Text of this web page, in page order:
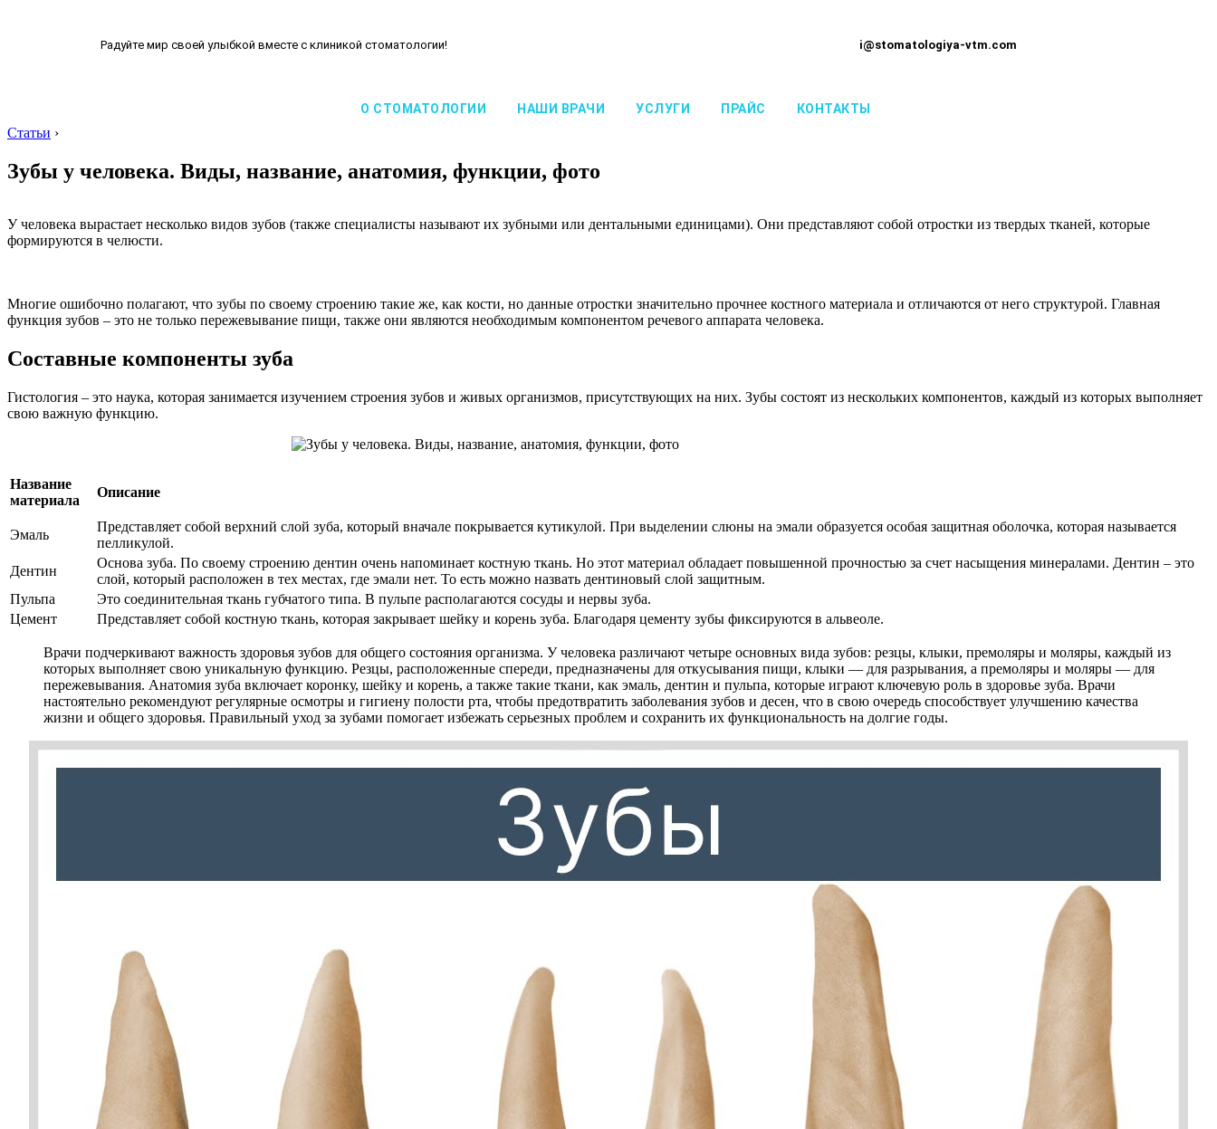
Радуйте мир своей улыбкой вместе с клиникой стоматологии! i@stomatologiya-vtm.com
О СТОМАТОЛОГИИ НАШИ ВРАЧИ УСЛУГИ ПРАЙС КОНТАКТЫ
Статьи ›
Зубы у человека. Виды, название, анатомия, функции, фото
У человека вырастает несколько видов зубов (также специалисты называют их зубными или дентальными единицами). Они представляют собой отростки из твердых тканей, которые
формируются в челюсти.
Многие ошибочно полагают, что зубы по своему строению такие же, как кости, но данные отростки значительно прочнее костного материала и отличаются от него структурой. Главная
функция зубов – это не только пережевывание пищи, также они являются необходимым компонентом речевого аппарата человека.
Составные компоненты зуба
Гистология – это наука, которая занимается изучением строения зубов и живых организмов, присутствующих на них. Зубы состоят из нескольких компонентов, каждый из которых выполняет
свою важную функцию.
Название
материала
Описание
Эмаль
Представляет собой верхний слой зуба, который вначале покрывается кутикулой. При выделении слюны на эмали образуется особая защитная оболочка, которая называется
пелликулой.
Дентин
Основа зуба. По своему строению дентин очень напоминает костную ткань. Но этот материал обладает повышенной прочностью за счет насыщения минералами. Дентин – это
слой, который расположен в тех местах, где эмали нет. То есть можно назвать дентиновый слой защитным.
Пульпа
Это соединительная ткань губчатого типа. В пульпе располагаются сосуды и нервы зуба.
Цемент
Представляет собой костную ткань, которая закрывает шейку и корень зуба. Благодаря цементу зубы фиксируются в альвеоле.
Врачи подчеркивают важность здоровья зубов для общего состояния организма. У человека различают четыре основных вида зубов: резцы, клыки, премоляры и моляры, каждый из
которых выполняет свою уникальную функцию. Резцы, расположенные спереди, предназначены для откусывания пищи, клыки — для разрывания, а премоляры и моляры — для
пережевывания. Анатомия зуба включает коронку, шейку и корень, а также такие ткани, как эмаль, дентин и пульпа, которые играют ключевую роль в здоровье зуба. Врачи
настоятельно рекомендуют регулярные осмотры и гигиену полости рта, чтобы предотвратить заболевания зубов и десен, что в свою очередь способствует улучшению качества
жизни и общего здоровья. Правильный уход за зубами помогает избежать серьезных проблем и сохранить их функциональность на долгие годы.